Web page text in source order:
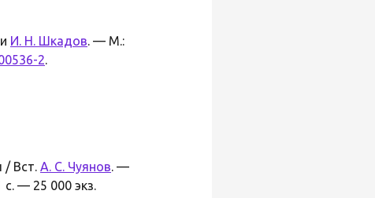
И. Н. Шкадов. — М.:
2.
/ Вст. А. С. Чуянов. —
— 25 000 экз.